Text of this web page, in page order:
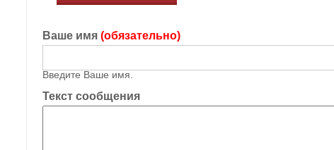
Ваше имя (обязательно)
Введите Ваше имя.
Текст сообщения